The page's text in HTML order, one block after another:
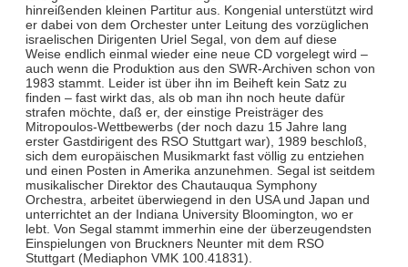
hinreißenden kleinen Partitur aus. Kongenial unterstützt wird
er dabei von dem Orchester unter Leitung des vorzüglichen
israelischen Dirigenten Uriel Segal, von dem auf diese
Weise endlich einmal wieder eine neue CD vorgelegt wird –
auch wenn die Produktion aus den SWR-Archiven schon von
1983 stammt. Leider ist über ihn im Beiheft kein Satz zu
finden – fast wirkt das, als ob man ihn noch heute dafür
strafen möchte, daß er, der einstige Preisträger des
Mitropoulos-Wettbewerbs (der noch dazu 15 Jahre lang
erster Gastdirigent des RSO Stuttgart war), 1989 beschloß,
sich dem europäischen Musikmarkt fast völlig zu entziehen
und einen Posten in Amerika anzunehmen. Segal ist seitdem
musikalischer Direktor des Chautauqua Symphony
Orchestra, arbeitet überwiegend in den USA und Japan und
unterrichtet an der Indiana University Bloomington, wo er
lebt. Von Segal stammt immerhin eine der überzeugendsten
Einspielungen von Bruckners Neunter mit dem RSO
Stuttgart (Mediaphon VMK 100.41831).